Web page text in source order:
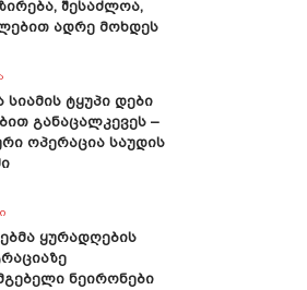
Შესაძლოა,
Ადრე Მოხდეს
Სიამის Ტყუპი Დები
Განაცალკევეს –
Ოპერაცია Საუდის
Ყურადღების
Ნეირონები